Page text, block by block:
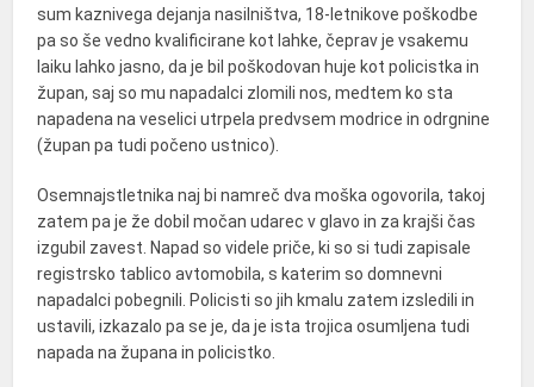
sum kaznivega dejanja nasilništva, 18-letnikove poškodbe
pa so še vedno kvalificirane kot lahke, čeprav je vsakemu
laiku lahko jasno, da je bil poškodovan huje kot policistka in
župan, saj so mu napadalci zlomili nos, medtem ko sta
napadena na veselici utrpela predvsem modrice in odrgnine
(župan pa tudi počeno ustnico).
Osemnajstletnika naj bi namreč dva moška ogovorila, takoj
zatem pa je že dobil močan udarec v glavo in za krajši čas
izgubil zavest. Napad so videle priče, ki so si tudi zapisale
registrsko tablico avtomobila, s katerim so domnevni
napadalci pobegnili. Policisti so jih kmalu zatem izsledili in
ustavili, izkazalo pa se je, da je ista trojica osumljena tudi
napada na župana in policistko.